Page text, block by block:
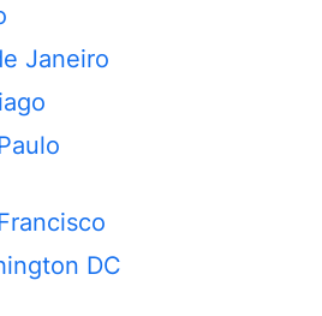
Janeiro
DC